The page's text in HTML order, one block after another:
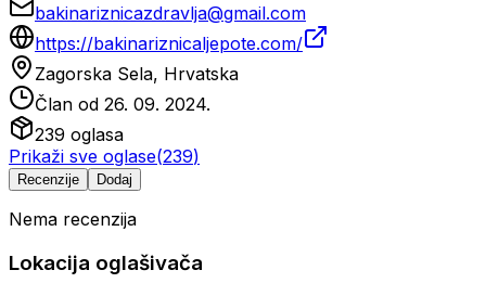
bakinariznicazdravlja@gmail.com
https://bakinariznicaljepote.com/
Zagorska Sela, Hrvatska
Član od 26. 09. 2024.
239 oglasa
Prikaži sve oglase(239)
Recenzije Dodaj
Nema recenzija
Lokacija oglašivača